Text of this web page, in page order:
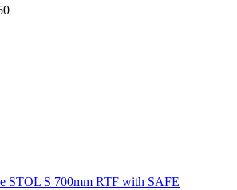
STOL S 700mm RTF with SAFE